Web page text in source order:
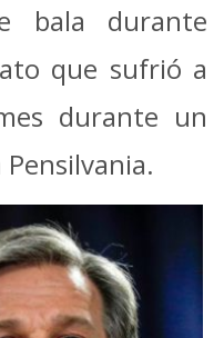
bala durante
que sufrió a
durante un